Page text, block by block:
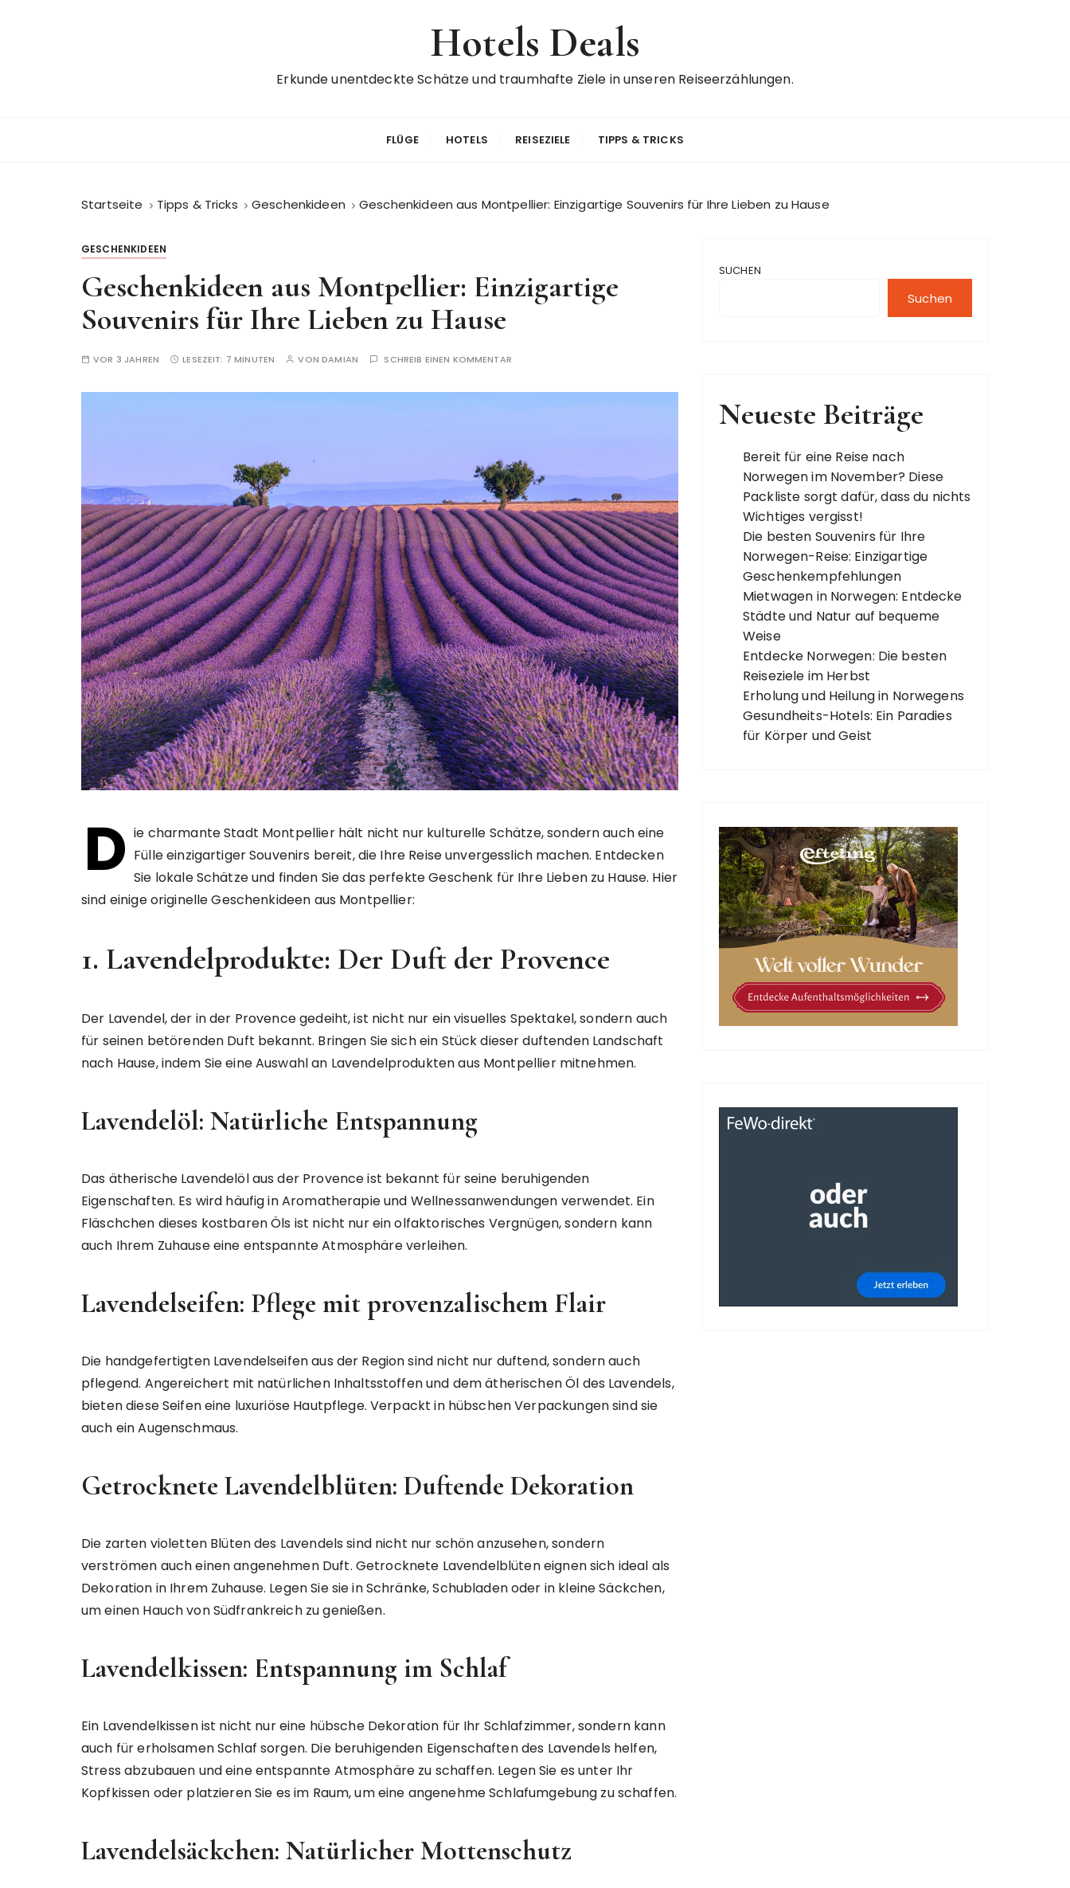
Hotels Deals
Erkunde unentdeckte Schätze und traumhafte Ziele in unseren Reiseerzählungen.
FLÜGE HOTELS REISEZIELE TIPPS & TRICKS
Startseite Tipps & Tricks Geschenkideen Geschenkideen aus Montpellier: Einzigartige Souvenirs für Ihre Lieben zu Hause
GESCHENKIDEEN
Geschenkideen aus Montpellier: Einzigartige
Souvenirs für Ihre Lieben zu Hause
VOR 3 JAHREN LESEZEIT: 7 MINUTEN VONDAMIAN SCHREIB EINEN KOMMENTAR
D ie charmante Stadt Montpellier hält nicht nur kulturelle Schätze, sondern auch eine
Fülle einzigartiger Souvenirs bereit, die Ihre Reise unvergesslich machen. Entdecken
Sie lokale Schätze und finden Sie das perfekte Geschenk für Ihre Lieben zu Hause. Hier
sind einige originelle Geschenkideen aus Montpellier:
1. Lavendelprodukte: Der Duft der Provence
Der Lavendel, der in der Provence gedeiht, ist nicht nur ein visuelles Spektakel, sondern auch
für seinen betörenden Duft bekannt. Bringen Sie sich ein Stück dieser duftenden Landschaft
nach Hause, indem Sie eine Auswahl an Lavendelprodukten aus Montpellier mitnehmen.
Lavendelöl: Natürliche Entspannung
Das ätherische Lavendelöl aus der Provence ist bekannt für seine beruhigenden
Eigenschaften. Es wird häufig in Aromatherapie und Wellnessanwendungen verwendet. Ein
Fläschchen dieses kostbaren Öls ist nicht nur ein olfaktorisches Vergnügen, sondern kann
auch Ihrem Zuhause eine entspannte Atmosphäre verleihen.
Lavendelseifen: Pflege mit provenzalischem Flair
Die handgefertigten Lavendelseifen aus der Region sind nicht nur duftend, sondern auch
pflegend. Angereichert mit natürlichen Inhaltsstoffen und dem ätherischen Öl des Lavendels,
bieten diese Seifen eine luxuriöse Hautpflege. Verpackt in hübschen Verpackungen sind sie
auch ein Augenschmaus.
Getrocknete Lavendelblüten: Duftende Dekoration
Die zarten violetten Blüten des Lavendels sind nicht nur schön anzusehen, sondern
verströmen auch einen angenehmen Duft. Getrocknete Lavendelblüten eignen sich ideal als
Dekoration in Ihrem Zuhause. Legen Sie sie in Schränke, Schubladen oder in kleine Säckchen,
um einen Hauch von Südfrankreich zu genießen.
Lavendelkissen: Entspannung im Schlaf
Ein Lavendelkissen ist nicht nur eine hübsche Dekoration für Ihr Schlafzimmer, sondern kann
auch für erholsamen Schlaf sorgen. Die beruhigenden Eigenschaften des Lavendels helfen,
Stress abzubauen und eine entspannte Atmosphäre zu schaffen. Legen Sie es unter Ihr
Kopfkissen oder platzieren Sie es im Raum, um eine angenehme Schlafumgebung zu schaffen.
Lavendelsäckchen: Natürlicher Mottenschutz
SUCHEN
Suchen
Neueste Beiträge
Bereit für eine Reise nach
Norwegen im November? Diese
Packliste sorgt dafür, dass du nichts
Wichtiges vergisst!
Die besten Souvenirs für Ihre
Norwegen-Reise: Einzigartige
Geschenkempfehlungen
Mietwagen in Norwegen: Entdecke
Städte und Natur auf bequeme
Weise
Entdecke Norwegen: Die besten
Reiseziele im Herbst
Erholung und Heilung in Norwegens
Gesundheits-Hotels: Ein Paradies
für Körper und Geist